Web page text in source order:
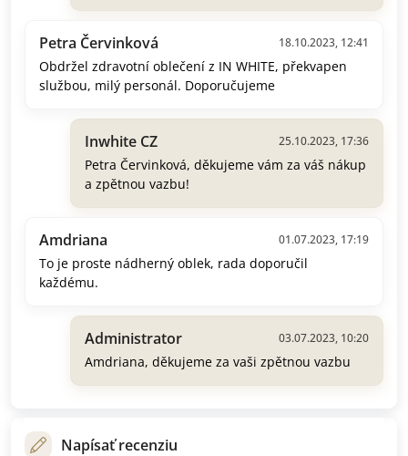
Petra Červinková 18.10.2023, 12:41
Obdržel zdravotní oblečení z IN WHITE, překvapen
službou, milý personál. Doporučujeme
Inwhite CZ 25.10.2023, 17:36
Petra Červinková, děkujeme vám za váš nákup
a zpětnou vazbu!
Amdriana 01.07.2023, 17:19
To je proste nádherný oblek, rada doporučil
každému.
Administrator 03.07.2023, 10:20
Amdriana, děkujeme za vaši zpětnou vazbu
Napísať recenziu